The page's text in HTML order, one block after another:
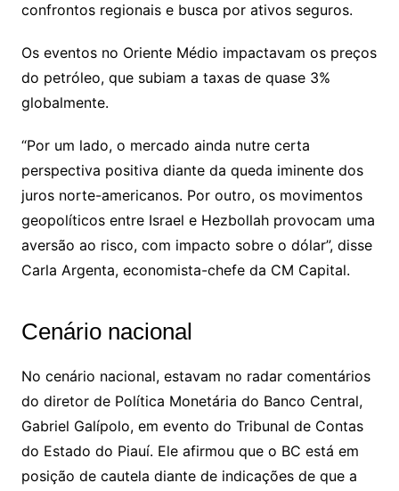
confrontos regionais e busca por ativos seguros.
Os eventos no Oriente Médio impactavam os preços
do petróleo, que subiam a taxas de quase 3%
globalmente.
“Por um lado, o mercado ainda nutre certa
perspectiva positiva diante da queda iminente dos
juros norte-americanos. Por outro, os movimentos
geopolíticos entre Israel e Hezbollah provocam uma
aversão ao risco, com impacto sobre o dólar”, disse
Carla Argenta, economista-chefe da CM Capital.
Cenário nacional
No cenário nacional, estavam no radar comentários
do diretor de Política Monetária do Banco Central,
Gabriel Galípolo, em evento do Tribunal de Contas
do Estado do Piauí. Ele afirmou que o BC está em
posição de cautela diante de indicações de que a